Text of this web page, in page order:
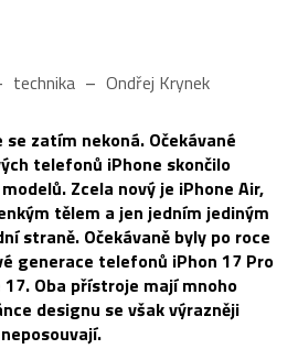
technika Ondřej Krynek
se zatím nekoná. Očekávané
telefonů iPhone skončilo
Zcela nový je iPhone Air,
tělem a jen jedním jediným
straně. Očekávaně byly po roce
generace telefonů iPhon 17 Pro
17. Oba přístroje mají mnoho
designu se však výrazněji
neposouvají.